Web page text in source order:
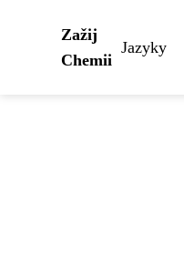
Zažij
Chemii
Jazyky